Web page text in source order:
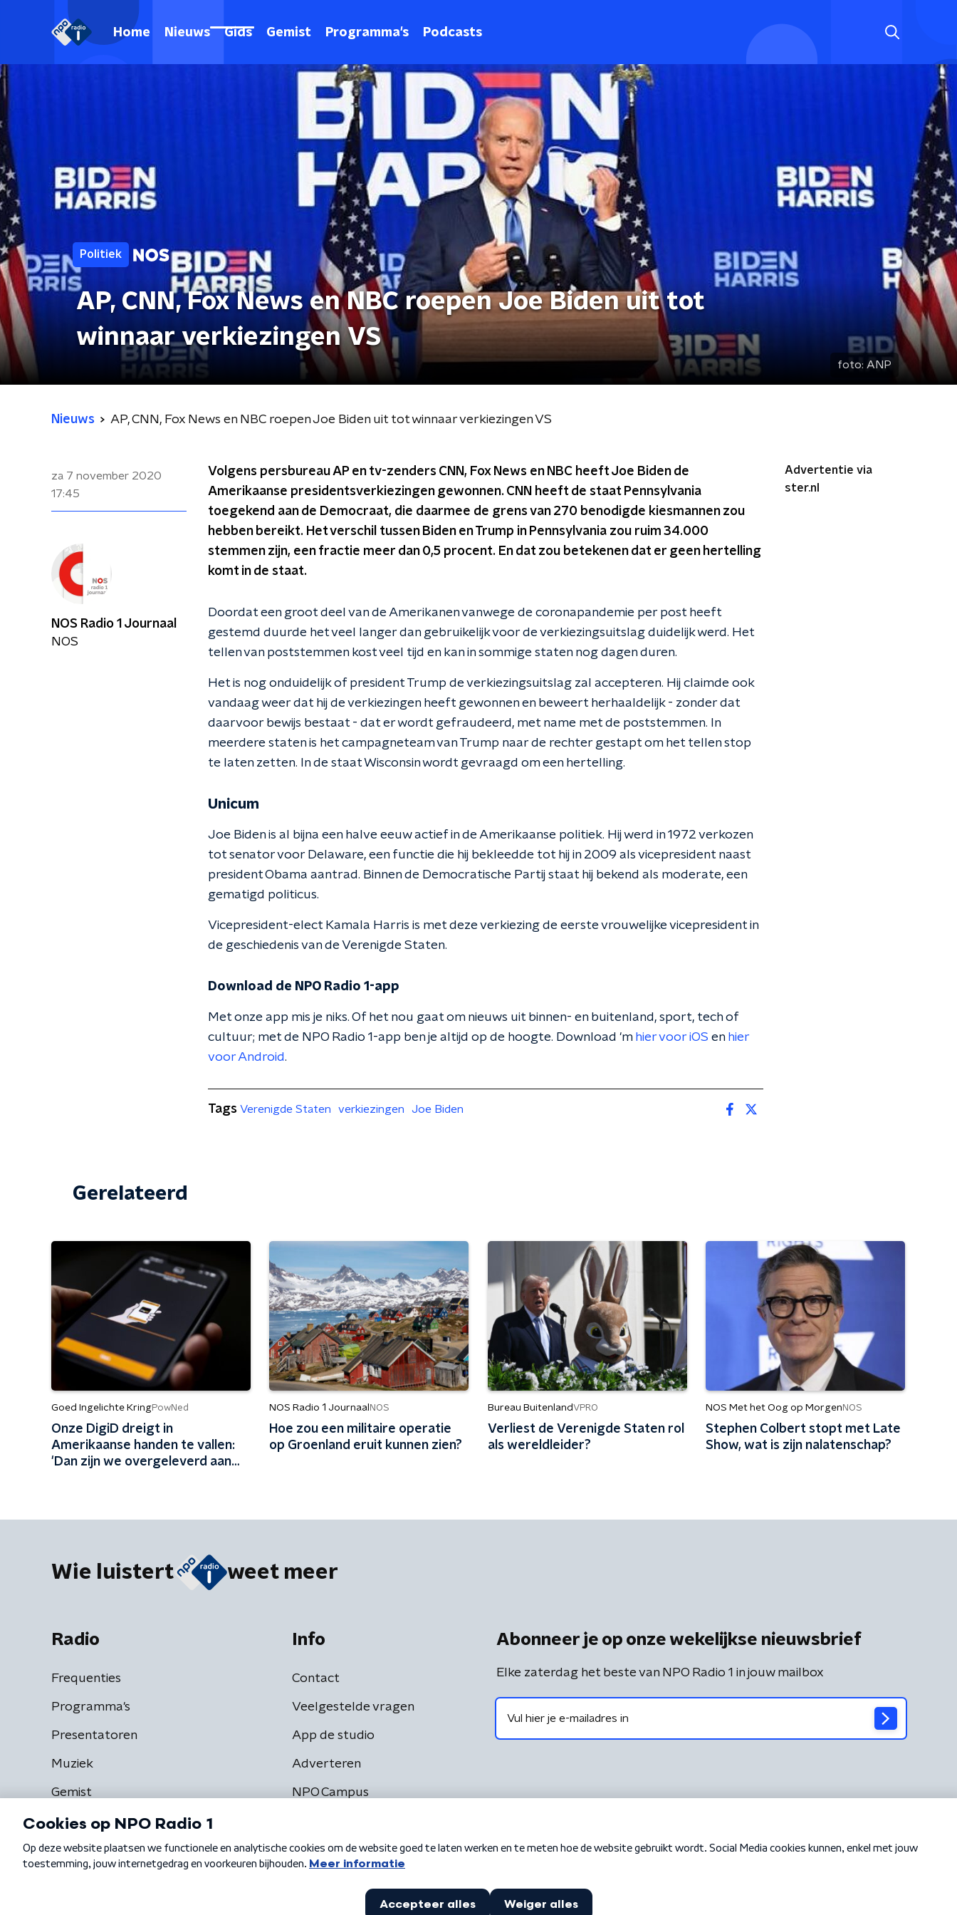
Home Nieuws Gids Gemist Programma's Podcasts
Politiek
AP, CNN, Fox News en NBC roepen Joe Biden uit tot
winnaar verkiezingen VS
foto: ANP
Nieuws AP, CNN, Fox News en NBC roepen Joe Biden uit tot winnaar verkiezingen VS
za 7 november 2020
17:45
Volgens persbureau AP en tv-zenders CNN, Fox News en NBC heeft Joe Biden de
Amerikaanse presidentsverkiezingen gewonnen. CNN heeft de staat Pennsylvania
toegekend aan de Democraat, die daarmee de grens van 270 benodigde kiesmannen zou
hebben bereikt. Het verschil tussen Biden en Trump in Pennsylvania zou ruim 34.000
stemmen zijn, een fractie meer dan 0,5 procent. En dat zou betekenen dat er geen hertelling
komt in de staat.
Doordat een groot deel van de Amerikanen vanwege de coronapandemie per post heeft
gestemd duurde het veel langer dan gebruikelijk voor de verkiezingsuitslag duidelijk werd. Het
tellen van poststemmen kost veel tijd en kan in sommige staten nog dagen duren.
Het is nog onduidelijk of president Trump de verkiezingsuitslag zal accepteren. Hij claimde ook
vandaag weer dat hij de verkiezingen heeft gewonnen en beweert herhaaldelijk - zonder dat
daarvoor bewijs bestaat - dat er wordt gefraudeerd, met name met de poststemmen. In
meerdere staten is het campagneteam van Trump naar de rechter gestapt om het tellen stop
te laten zetten. In de staat Wisconsin wordt gevraagd om een hertelling.
Unicum
Joe Biden is al bijna een halve eeuw actief in de Amerikaanse politiek. Hij werd in 1972 verkozen
tot senator voor Delaware, een functie die hij bekleedde tot hij in 2009 als vicepresident naast
president Obama aantrad. Binnen de Democratische Partij staat hij bekend als moderate, een
gematigd politicus.
Vicepresident-elect Kamala Harris is met deze verkiezing de eerste vrouwelijke vicepresident in
de geschiedenis van de Verenigde Staten.
Download de NPO Radio 1-app
Met onze app mis je niks. Of het nou gaat om nieuws uit binnen- en buitenland, sport, tech of
cultuur; met de NPO Radio 1-app ben je altijd op de hoogte. Download 'm hier voor iOS en hier
voor Android.
Advertentie via
ster.nl
NOS Radio 1 Journaal
NOS
Tags Verenigde Staten verkiezingen Joe Biden
Gerelateerd
Goed Ingelichte KringPowNed
Onze DigiD dreigt in
Amerikaanse handen te vallen:
'Dan zijn we overgeleverd aan
NOS Radio 1 Journaal NOS
Hoe zou een militaire operatie
op Groenland eruit kunnen zien?
Bureau BuitenlandVPRO
Verliest de Verenigde Staten rol
als wereldleider?
NOS Met het Oog op Morgen NOS
Stephen Colbert stopt met Late
Show, wat is zijn nalatenschap?
Wie luistert weet meer
Radio
Frequenties
Programma's
Presentatoren
Muziek
Gemist
Info
Contact
Veelgestelde vragen
App de studio
Adverteren
NPO Campus
Abonneer je op onze wekelijkse nieuwsbrief
Elke zaterdag het beste van NPO Radio 1 in jouw mailbox
Algemene voorwaarden Privacybeleid